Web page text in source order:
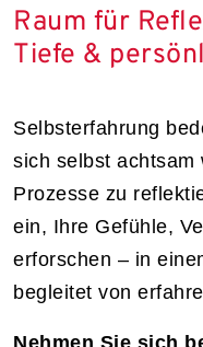
Raum für
Tiefe &
Selbsterfahrung
sich selbst achtsam
Prozesse zu
ein, Ihre Gefühle,
erforschen – in
begleitet von
Nehmen Sie sich